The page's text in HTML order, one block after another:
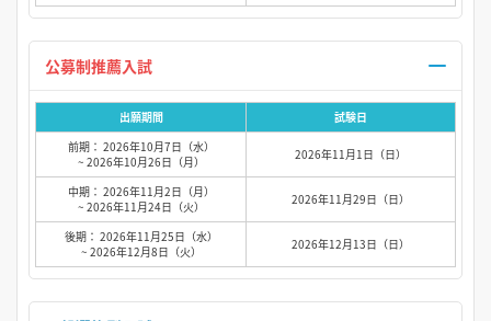
出願期間
試験日
前期： 2026年10月7日（水）
~ 2026年10月26日（月）
2026年11月1日（日）
中期： 2026年11月2日（月）
~ 2026年11月24日（火）
2026年11月29日（日）
後期： 2026年11月25日（水）
~ 2026年12月8日（火）
2026年12月13日（日）